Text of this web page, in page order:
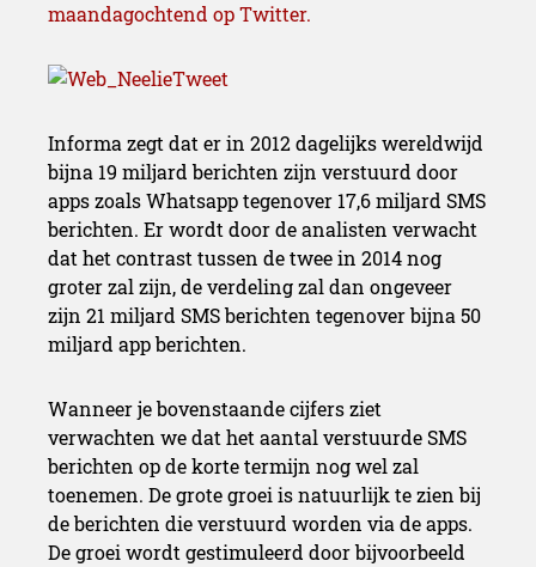
maandagochtend op Twitter.
Informa zegt dat er in 2012 dagelijks wereldwijd
bijna 19 miljard berichten zijn verstuurd door
apps zoals Whatsapp tegenover 17,6 miljard SMS
berichten. Er wordt door de analisten verwacht
dat het contrast tussen de twee in 2014 nog
groter zal zijn, de verdeling zal dan ongeveer
zijn 21 miljard SMS berichten tegenover bijna 50
miljard app berichten.
Wanneer je bovenstaande cijfers ziet
verwachten we dat het aantal verstuurde SMS
berichten op de korte termijn nog wel zal
toenemen. De grote groei is natuurlijk te zien bij
de berichten die verstuurd worden via de apps.
De groei wordt gestimuleerd door bijvoorbeeld